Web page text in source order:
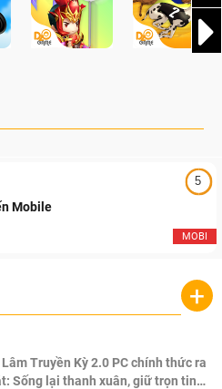
5
MOBI
Mobile
+
Lâm Truyền Kỳ 2.0 PC chính thức ra
Sống lại thanh xuân, giữ trọn tinh